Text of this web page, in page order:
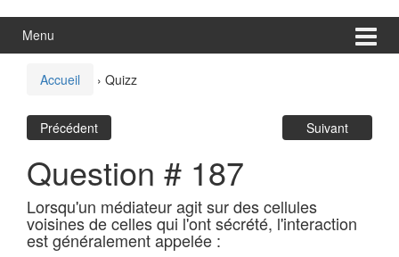
Menu
Accueil › Quizz
Précédent Suivant
Question # 187
Lorsqu'un médiateur agit sur des cellules
voisines de celles qui l'ont sécrété, l'interaction
est généralement appelée :